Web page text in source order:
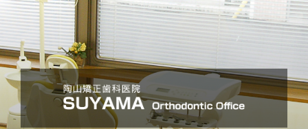
コ
ン
ン
ツ
ス
キ